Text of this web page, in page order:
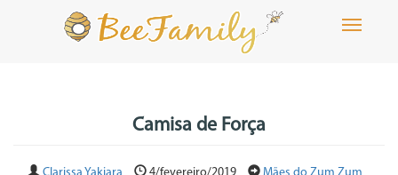
Toggle
Camisa de Força